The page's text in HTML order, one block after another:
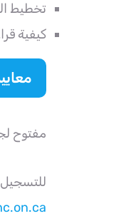
تخطيط
كيفية
مفتوح
للتسجيل،